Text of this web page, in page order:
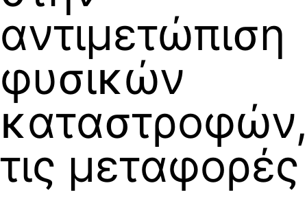
αντιμετώπιση
φυσικών
καταστροφών,
τις μεταφορές